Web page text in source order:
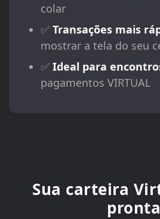
colar
✅ Transações mais
mostrar a tela do seu
✅ Ideal para
pagamentos VIRTUAL
Sua carteira
pronta